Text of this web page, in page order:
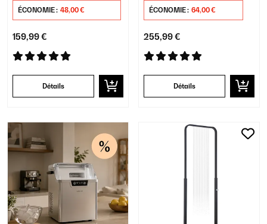
ÉCONOMIE : 48,00 €
159,99 €
Détails
ÉCONOMIE : 64,00 €
255,99 €
Détails